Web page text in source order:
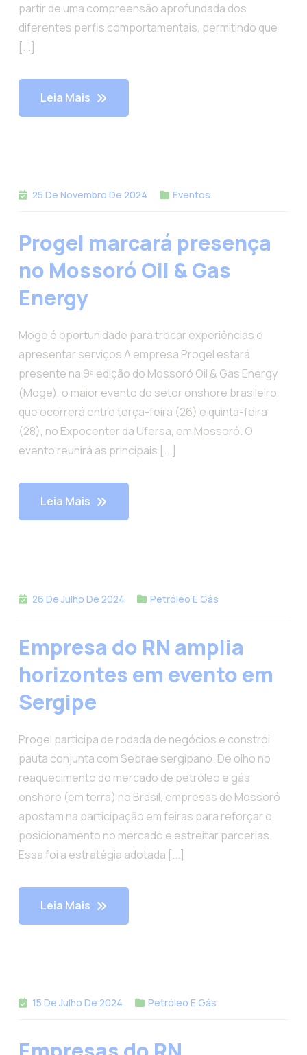
partir de uma compreensão aprofundada dos
diferentes perfis comportamentais, permitindo que
[...]
Leia Mais
25 De Novembro De 2024 Eventos
Progel marcará presença
no Mossoró Oil & Gas
Energy
Moge é oportunidade para trocar experiências e
apresentar serviços A empresa Progel estará
presente na 9ª edição do Mossoró Oil & Gas Energy
(Moge), o maior evento do setor onshore brasileiro,
que ocorrerá entre terça-feira (26) e quinta-feira
(28), no Expocenter da Ufersa, em Mossoró. O
evento reunirá as principais [...]
Leia Mais
26 De Julho De 2024 Petróleo E Gás
Empresa do RN amplia
horizontes em evento em
Sergipe
Progel participa de rodada de negócios e constrói
pauta conjunta com Sebrae sergipano. De olho no
reaquecimento do mercado de petróleo e gás
onshore (em terra) no Brasil, empresas de Mossoró
apostam na participação em feiras para reforçar o
posicionamento no mercado e estreitar parcerias.
Essa foi a estratégia adotada [...]
Leia Mais
15 De Julho De 2024 Petróleo E Gás